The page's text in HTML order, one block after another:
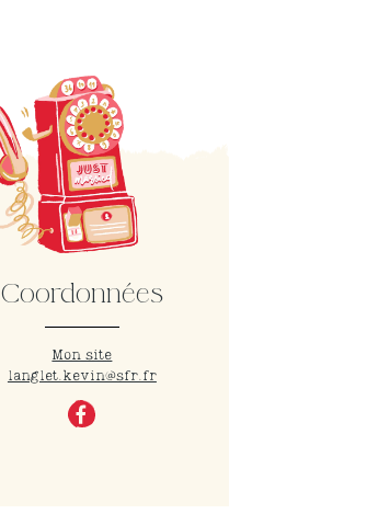
Coordonnées
Mon site
langlet.kevin@sfr.fr